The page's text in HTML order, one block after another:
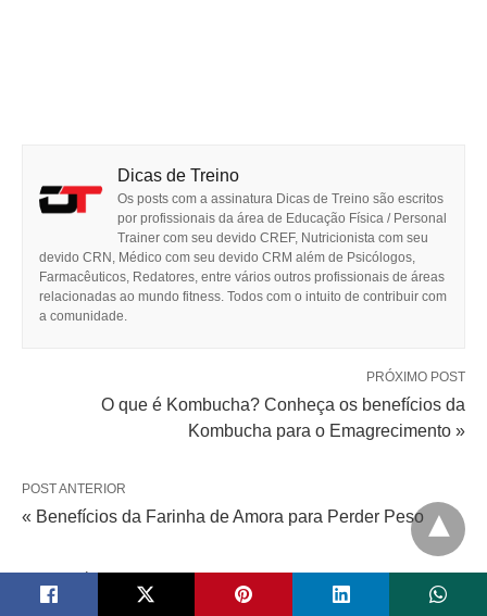
Dicas de Treino
Os posts com a assinatura Dicas de Treino são escritos
por profissionais da área de Educação Física / Personal
Trainer com seu devido CREF, Nutricionista com seu
devido CRN, Médico com seu devido CRM além de Psicólogos,
Farmacêuticos, Redatores, entre vários outros profissionais de áreas
relacionadas ao mundo fitness. Todos com o intuito de contribuir com
a comunidade.
PRÓXIMO POST
O que é Kombucha? Conheça os benefícios da
Kombucha para o Emagrecimento »
POST ANTERIOR
« Benefícios da Farinha de Amora para Perder Peso